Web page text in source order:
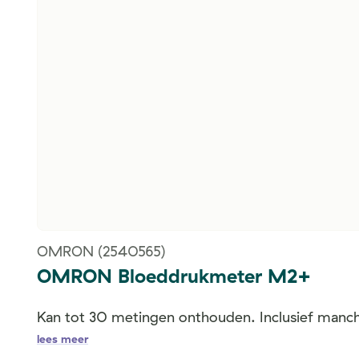
OMRON (2540565)
OMRON Bloeddrukmeter M2+
Kan tot 30 metingen onthouden. Inclusief
lees meer